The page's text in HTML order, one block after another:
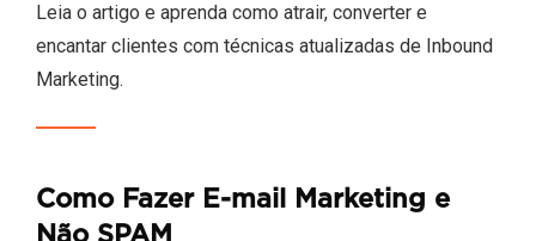
Leia o artigo e aprenda como atrair, converter e
encantar clientes com técnicas atualizadas de Inbound
Marketing.
Como Fazer E-mail Marketing e
Não SPAM